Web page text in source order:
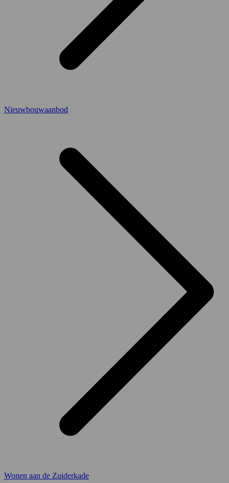
Nieuwbouwaanbod
Wonen aan de Zuiderkade